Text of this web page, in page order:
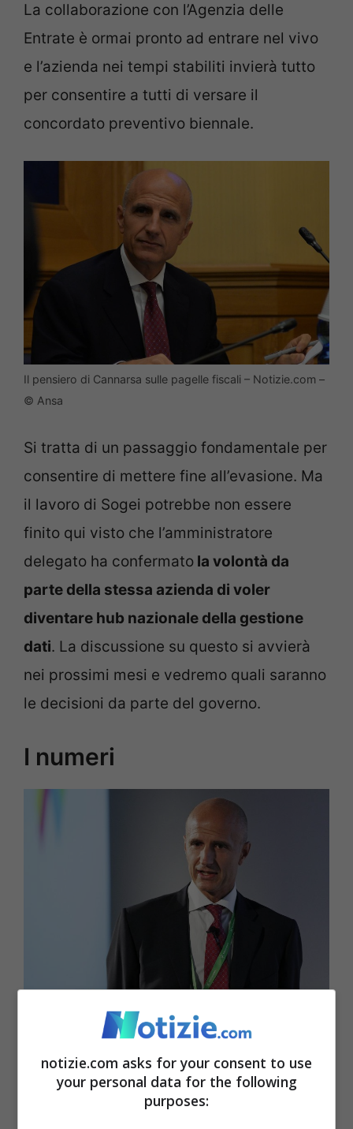
La collaborazione con l’Agenzia delle
Entrate è ormai pronto ad entrare nel vivo
e l’azienda nei tempi stabiliti invierà tutto
per consentire a tutti di versare il
concordato preventivo biennale.
Il pensiero di Cannarsa sulle pagelle fiscali – Notizie.com –
© Ansa
Si tratta di un passaggio fondamentale per
consentire di mettere fine all’evasione. Ma
il lavoro di Sogei potrebbe non essere
finito qui visto che l’amministratore
delegato ha confermato la volontà da
parte della stessa azienda di voler
diventare hub nazionale della gestione
dati. La discussione su questo si avvierà
nei prossimi mesi e vedremo quali saranno
le decisioni da parte del governo.
I numeri
Cannarsa e i numeri del 2023 – Notizie.com – © Ansa
In questa intervista Cannarsa ha fatto
anche il punto su quanto successo nel
notizie.com asks for your consent to use
your personal data for the following
purposes: